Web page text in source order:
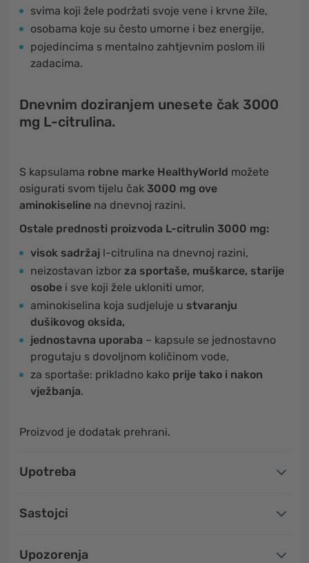
svima koji žele podržati svoje vene i krvne žile,
osobama koje su često umorne i bez energije,
pojedincima s mentalno zahtjevnim poslom ili
zadacima.
Dnevnim doziranjem unesete čak 3000
mg L-citrulina.
S kapsulama robne marke HealthyWorld možete
osigurati svom tijelu čak 3000 mg ove
aminokiseline na dnevnoj razini.
Ostale prednosti proizvoda L-citrulin 3000 mg:
visok sadržaj l-citrulina na dnevnoj razini,
neizostavan izbor za sportaše, muškarce, starije
osobe i sve koji žele ukloniti umor,
aminokiselina koja sudjeluje u stvaranju
dušikovog oksida,
jednostavna uporaba – kapsule se jednostavno
progutaju s dovoljnom količinom vode,
za sportaše: prikladno kako prije tako i nakon
vježbanja.
Proizvod je dodatak prehrani.
Upotreba
Sastojci
Upozorenja